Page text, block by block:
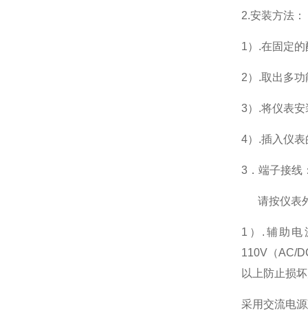
2.安装方法：
1）.在固定
2）.取出多
3）.将仪表
4）.插入仪
3 ．端子接线
请按仪表
1 ） . 辅助电
110V （AC/
以上防止损
采用交流电